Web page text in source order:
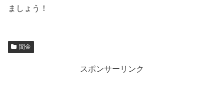
ましょう！
闇金
スポンサーリンク